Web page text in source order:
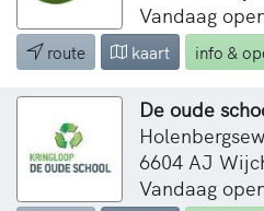
Vandaag
route kaart info &
De oude
6604 AJ
Vandaag